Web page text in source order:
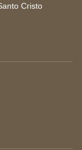
Cristo